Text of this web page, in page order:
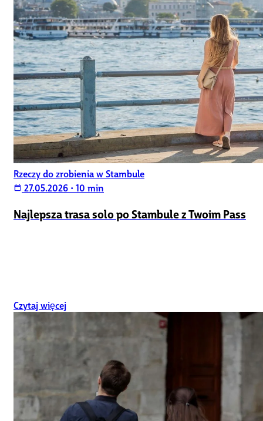
Rzeczy do zrobienia w Stambule
calendar_today 27.05.2026 • 10 min
Najlepsza trasa solo po Stambule z Twoim Pass
Czytaj więcej